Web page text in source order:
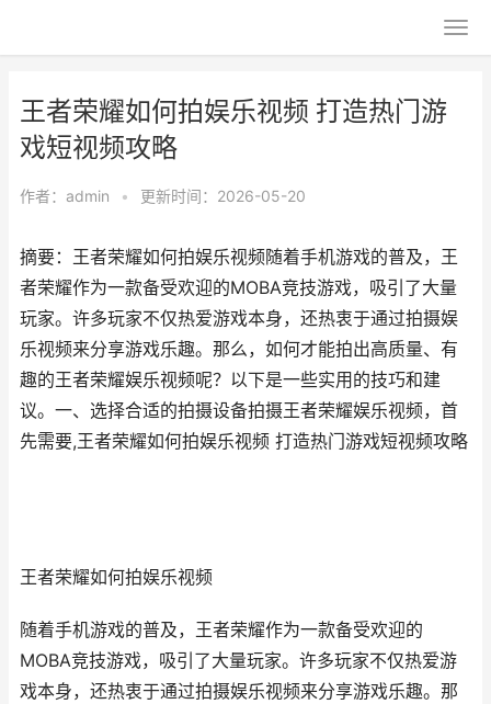
王者荣耀如何拍娱乐视频 打造热门游
戏短视频攻略
作者： admin • 更新时间：2026-05-20
摘要：王者荣耀如何拍娱乐视频随着手机游戏的普及，王
者荣耀作为一款备受欢迎的MOBA竞技游戏，吸引了大量
玩家。许多玩家不仅热爱游戏本身，还热衷于通过拍摄娱
乐视频来分享游戏乐趣。那么，如何才能拍出高质量、有
趣的王者荣耀娱乐视频呢？以下是一些实用的技巧和建
议。一、选择合适的拍摄设备拍摄王者荣耀娱乐视频，首
先需要,王者荣耀如何拍娱乐视频 打造热门游戏短视频攻略
王者荣耀如何拍娱乐视频
随着手机游戏的普及，王者荣耀作为一款备受欢迎的
MOBA竞技游戏，吸引了大量玩家。许多玩家不仅热爱游
戏本身，还热衷于通过拍摄娱乐视频来分享游戏乐趣。那